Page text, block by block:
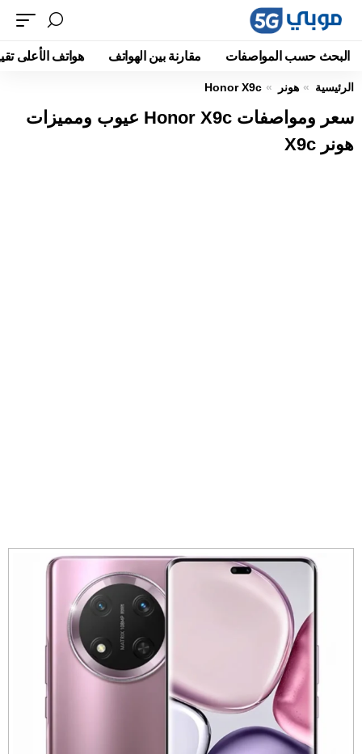
البحث حسب المواصفات مقارنة بين الهواتف هواتف الأعلى
الرئيسية هونر Honor X9c
سعر ومواصفات Honor X9c عيوب ومميزات
هونر X9c